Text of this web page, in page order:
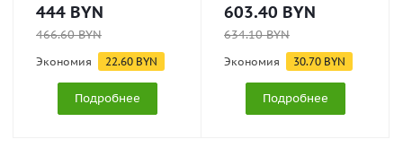
444 BYN
466.60BYN
Экономия 22.60 BYN
Подробнее
603.40 BYN
634.10BYN
Экономия 30.70 BYN
Подробнее